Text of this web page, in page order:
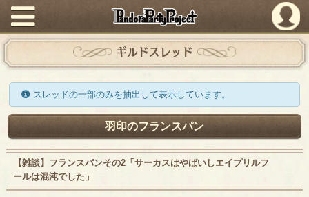
PandoraPartyProject
ギルドスレッド
スレッドの一部のみを抽出して表示しています。
羽印のフランスパン
【雑談】フランスパンその2「サーカスはやばいしエイプリルフ
ールは混沌でした」